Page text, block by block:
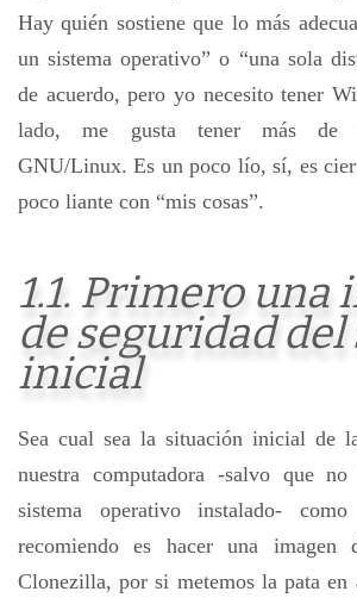
Hay quién sostiene que lo más
un sistema operativo” o “una sola
de acuerdo, pero yo necesito tener
lado, me gusta tener más de
GNU/Linux. Es un poco lío, sí, es
poco liante con “mis cosas”.
1.1. Primero una
de seguridad
inicial
Sea cual sea la situación inicial de
nuestra computadora -salvo que no
sistema operativo instalado-
recomiendo es hacer una imagen
Clonezilla, por si metemos la pata en